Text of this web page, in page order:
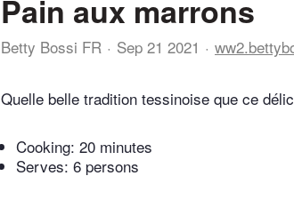
Pain aux marrons
Betty Bossi FR Sep 21 2021
Quelle belle tradition tessinoise que ce
Cooking: 20 minutes
Serves: 6 persons